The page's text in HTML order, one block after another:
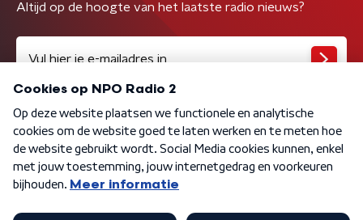
Altijd op de hoogte van het laatste radio nieuws?
Algemene voorwaarden